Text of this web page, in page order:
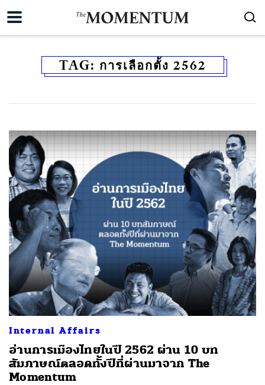
TAG: การเลือกตั้ง 2562
Internal Affairs
อ่านการเมืองไทยในปี 2562 ผ่าน 10 บท
สัมภาษณ์ตลอดทั้งปีที่ผ่านมาจาก The
Momentum